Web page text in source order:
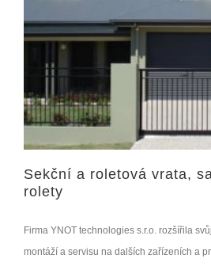
Sekční a roletová vrata,
rolety
Firma YNOT technologies s.r.o. rozšířila
montáží a servisu na dalších zařízeních a